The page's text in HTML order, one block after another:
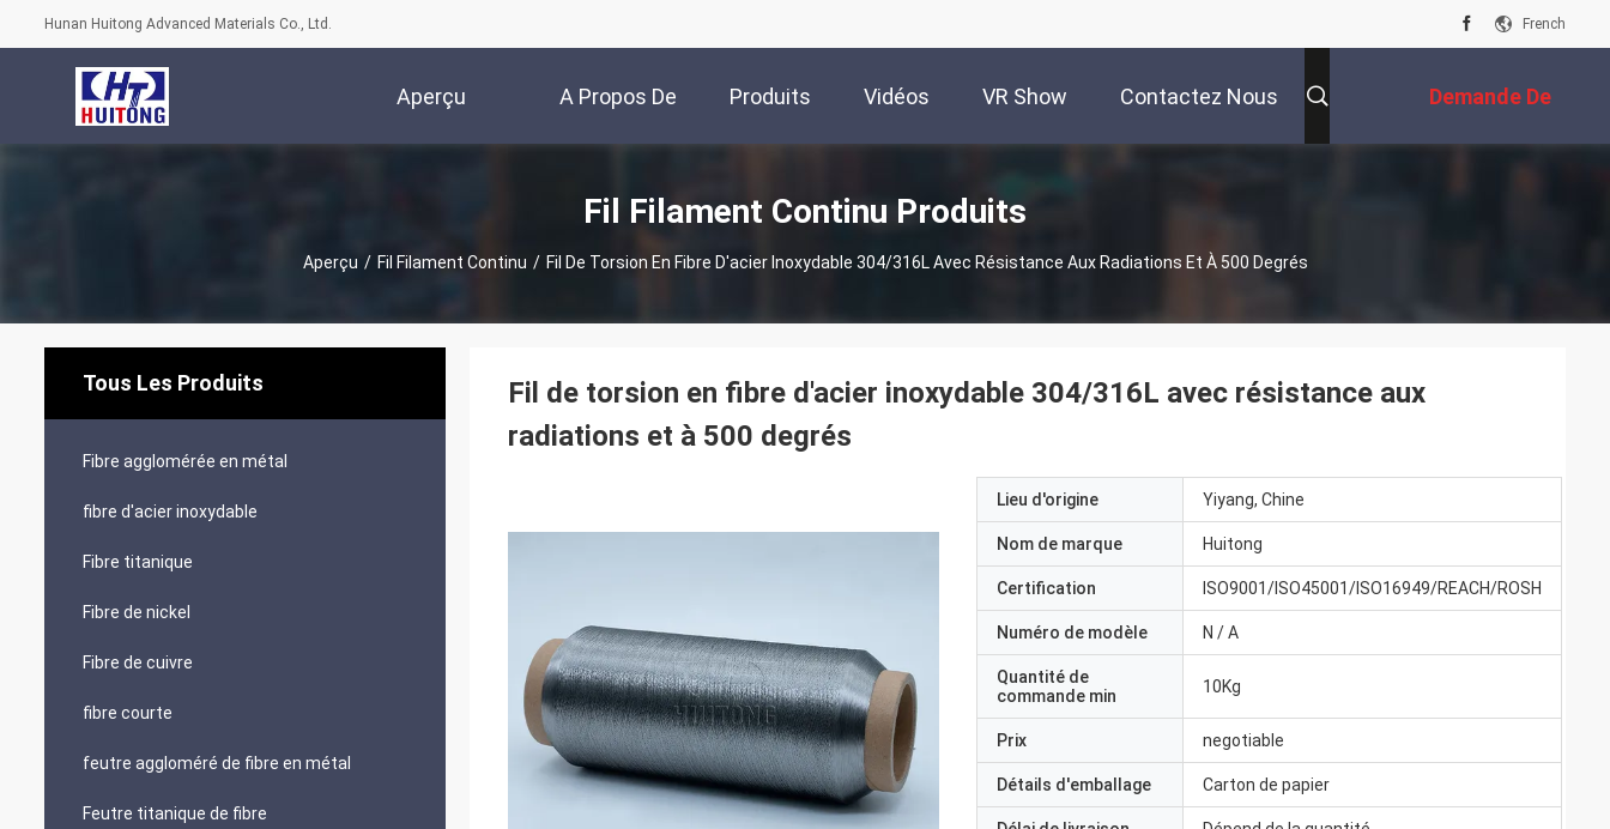
Hunan Huitong Advanced Materials Co., Ltd. French
Aperçu A Propos De
Nous
Produits Vidéos VR Show Contactez Nous Demande De
Soumission
Fil Filament Continu Produits
Aperçu / Fil Filament Continu / Fil De Torsion En Fibre D'acier Inoxydable 304/316L Avec Résistance Aux Radiations Et À 500 Degrés
Tous Les Produits
Fibre agglomérée en métal
fibre d'acier inoxydable
Fibre titanique
Fibre de nickel
Fibre de cuivre
fibre courte
feutre aggloméré de fibre en métal
Feutre titanique de fibre
Fil de torsion en fibre d'acier inoxydable 304/316L avec résistance aux
radiations et à 500 degrés
Lieu d'origine Yiyang, Chine
Nom de marque Huitong
Certification ISO9001/ISO45001/ISO16949/REACH/ROSH
Numéro de modèle N / A
Quantité de
commande min
10Kg
Prix negotiable
Détails d'emballage Carton de papier